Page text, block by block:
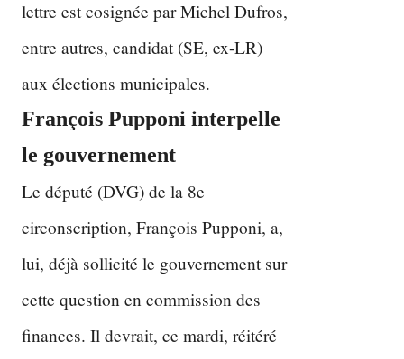
lettre est cosignée par Michel Dufros,
entre autres, candidat (SE, ex-LR)
aux élections municipales.
François Pupponi interpelle
le gouvernement
Le député (DVG) de la 8e
circonscription, François Pupponi, a,
lui, déjà sollicité le gouvernement sur
cette question en commission des
finances. Il devrait, ce mardi, réitéré